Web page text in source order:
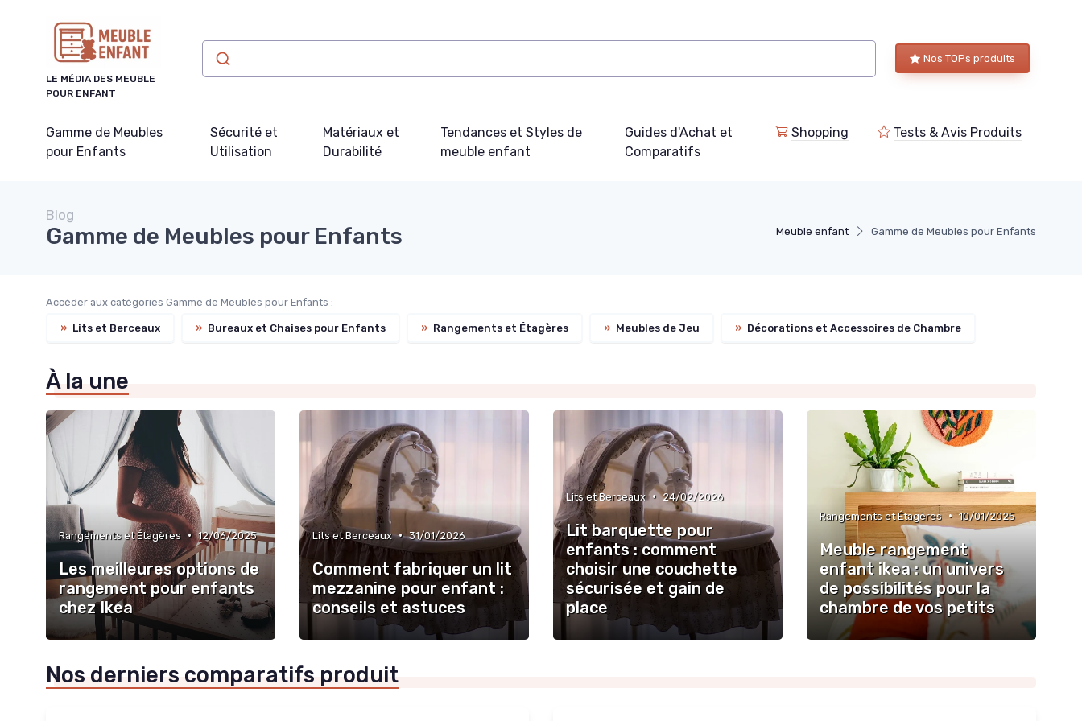
LE MÉDIA DES MEUBLE
POUR ENFANT
Nos TOPs produits
Gamme de Meubles
pour Enfants
Sécurité et
Utilisation
Matériaux et
Durabilité
Tendances et Styles de
meuble enfant
Guides d'Achat et
Comparatifs
Shopping Tests & Avis Produits
Meuble enfant Gamme de Meubles pour Enfants
Blog
Gamme de Meubles pour Enfants
Accéder aux catégories Gamme de Meubles pour Enfants :
» Lits et Berceaux » Bureaux et Chaises pour Enfants » Rangements et Étagères » Meubles de Jeu » Décorations et Accessoires de Chambre
À la une
Rangements et Étagères • 12/06/2025
Les meilleures options de
rangement pour enfants
chez Ikea
Lits et Berceaux • 31/01/2026
Comment fabriquer un lit
mezzanine pour enfant :
conseils et astuces
Lits et Berceaux • 24/02/2026
Lit barquette pour
enfants : comment
choisir une couchette
sécurisée et gain de
place
Rangements et Étagères • 10/01/2025
Meuble rangement
enfant ikea : un univers
de possibilités pour la
chambre de vos petits
Nos derniers comparatifs produit